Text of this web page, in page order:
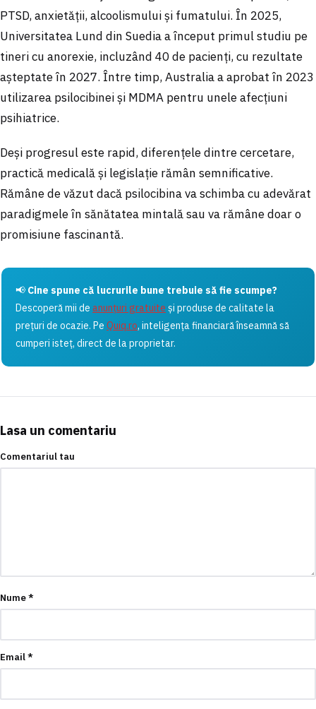
PTSD, anxietății, alcoolismului și fumatului. În 2025,
Universitatea Lund din Suedia a început primul studiu pe
tineri cu anorexie, incluzând 40 de pacienți, cu rezultate
așteptate în 2027. Între timp, Australia a aprobat în 2023
utilizarea psilocibinei și MDMA pentru unele afecțiuni
psihiatrice.
Deși progresul este rapid, diferențele dintre cercetare,
practică medicală și legislație rămân semnificative.
Rămâne de văzut dacă psilocibina va schimba cu adevărat
paradigmele în sănătatea mintală sau va rămâne doar o
promisiune fascinantă.
📢 Cine spune că lucrurile bune trebuie să fie scumpe?
Descoperă mii de anunțuri gratuite și produse de calitate la
prețuri de ocazie. Pe Quiq.ro, inteligența financiară înseamnă să
cumperi isteț, direct de la proprietar.
Lasa un comentariu
Comentariul tau
Nume*
Email*